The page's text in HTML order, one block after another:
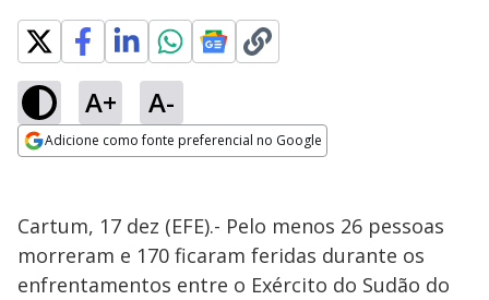
A+ A-
Adicione como fonte preferencial no Google
Cartum, 17 dez (EFE).- Pelo menos 26 pessoas
morreram e 170 ficaram feridas durante os
enfrentamentos entre o Exército do Sudão do